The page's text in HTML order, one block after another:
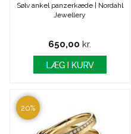
Sølv ankel panzerkæde | Nordahl
Jewellery
650,00kr.
20%